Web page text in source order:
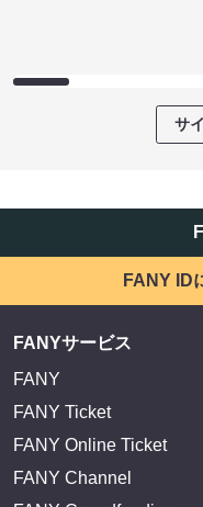
サ
FANY ID
FANYサービス
FANY
FANY Ticket
FANY Online Ticket
FANY Channel